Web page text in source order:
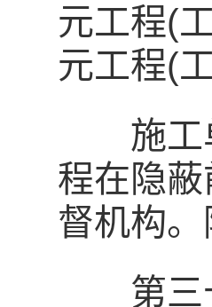
元工程(
元工程(
施工单
程在隐
督机构
第三十